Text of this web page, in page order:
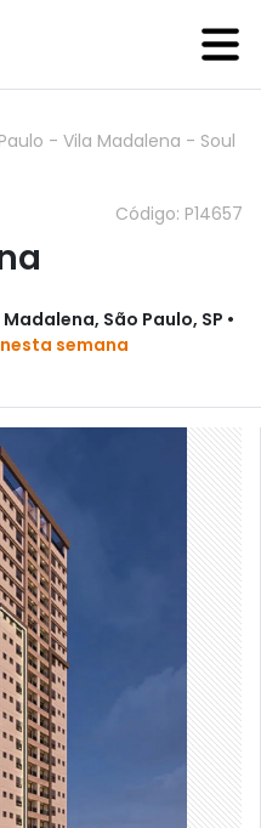
- Vila Madalena - Soul
Código: P14657
São Paulo, SP •
semana